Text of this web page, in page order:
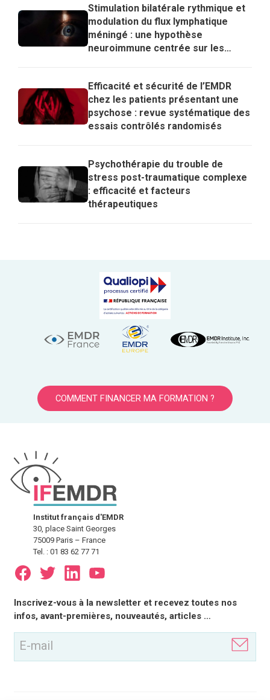
Stimulation bilatérale rythmique et
modulation du flux lymphatique
méningé : une hypothèse
neuroimmune centrée sur les
Efficacité et sécurité de l’EMDR
chez les patients présentant une
psychose : revue systématique des
essais contrôlés randomisés
Psychothérapie du trouble de
stress post-traumatique complexe
: efficacité et facteurs
thérapeutiques
COMMENT FINANCER MA FORMATION ?
Institut français d'EMDR
30, place Saint Georges
75009 Paris – France
Tel. : 01 83 62 77 71
E-
mail
(Nécessaire)
Inscrivez-vous à la newsletter et recevez toutes nos
infos, avant-premières, nouveautés, articles …